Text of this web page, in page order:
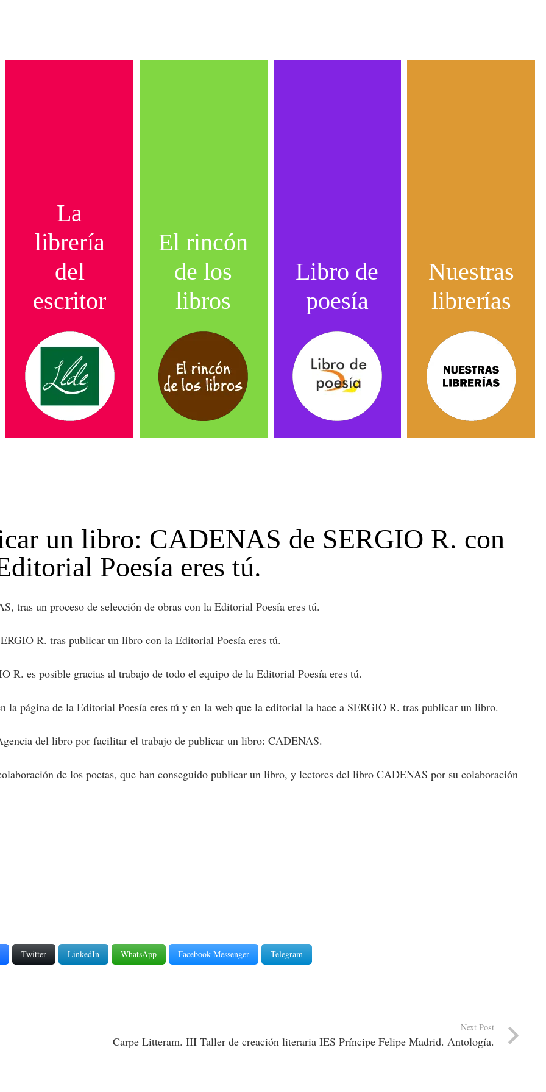
La
librería
del
escritor
El rincón
de los
libros
Libro de
poesía
Nuestras
librerías
un libro: CADENAS de SERGIO R. con
Poesía eres tú.
tras un proceso de selección de obras con la Editorial Poesía eres tú.
R. tras publicar un libro con la Editorial Poesía eres tú.
R. es posible gracias al trabajo de todo el equipo de la Editorial Poesía eres tú.
página de la Editorial Poesía eres tú y en la web que la editorial la hace a SERGIO R. tras publicar un libro.
del libro por facilitar el trabajo de publicar un libro: CADENAS.
de los poetas, que han conseguido publicar un libro, y lectores del libro CADENAS por su colaboración
Twitter LinkedIn WhatsApp Facebook Messenger Telegram
Next Post
Carpe Litteram. III Taller de creación literaria IES Príncipe Felipe Madrid. Antología.